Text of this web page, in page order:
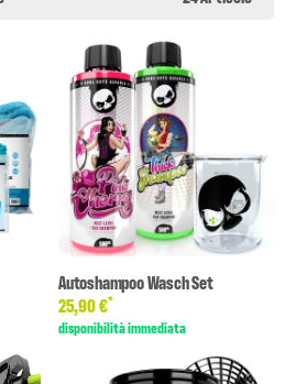
Autoshampoo Wasch Set
25,90 €*
disponibilità immediata